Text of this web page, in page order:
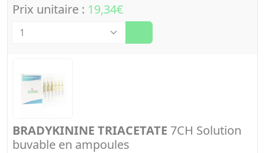
Prix unitaire : 19,34€
BRADYKININE TRIACETATE 7CH Solution
buvable en ampoules